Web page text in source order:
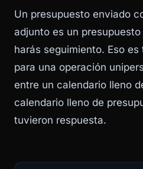
Un presupuesto enviado
adjunto es un
harás seguimiento. Eso
para una operación
entre un calendario lleno
calendario lleno de
tuvieron respuesta.